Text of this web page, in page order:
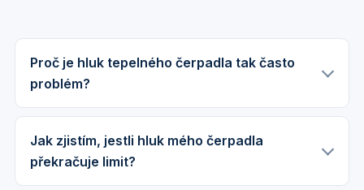
Proč je hluk tepelného čerpadla tak často
problém?
Jak zjistím, jestli hluk mého čerpadla
překračuje limit?